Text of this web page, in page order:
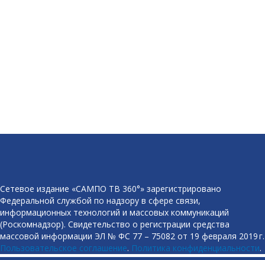
Сетевое издание «САМПО ТВ 360°» зарегистрировано
Федеральной службой по надзору в сфере связи,
информационных технологий и массовых коммуникаций
(Роскомнадзор). Свидетельство о регистрации средства
массовой информации ЭЛ № ФС 77 – 75082 от 19 февраля 2019 г.
Пользовательское соглашение. Политика конфиденциальности.